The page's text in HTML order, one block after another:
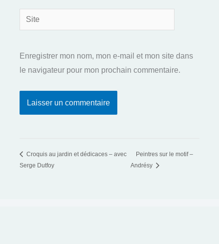
Site
Enregistrer mon nom, mon e-mail et mon site dans
le navigateur pour mon prochain commentaire.
Croquis au jardin et dédicaces – avec
Serge Dutfoy
Peintres sur le motif –
Andrésy